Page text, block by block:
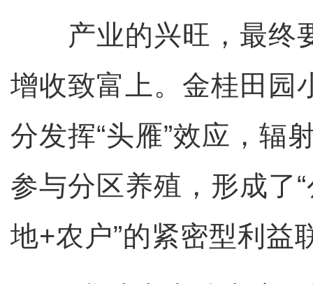
产业的兴旺，最终
增收致富上。金桂田园
分发挥“头雁”效应，辐
参与分区养殖，形成了
地+农户”的紧密型利益